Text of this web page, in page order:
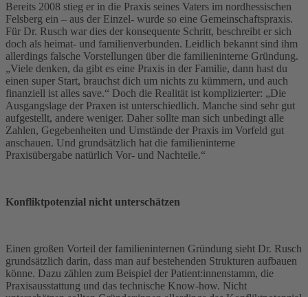
Bereits 2008 stieg er in die Praxis seines Vaters im nordhessischen
Felsberg ein – aus der Einzel- wurde so eine Gemeinschaftspraxis.
Für Dr. Rusch war dies der konsequente Schritt, beschreibt er sich
doch als heimat- und familienverbunden. Leidlich bekannt sind ihm
allerdings falsche Vorstellungen über die familieninterne Gründung.
„Viele denken, da gibt es eine Praxis in der Familie, dann hast du
einen super Start, brauchst dich um nichts zu kümmern, und auch
finanziell ist alles save.“ Doch die Realität ist komplizierter: „Die
Ausgangslage der Praxen ist unterschiedlich. Manche sind sehr gut
aufgestellt, andere weniger. Daher sollte man sich unbedingt alle
Zahlen, Gegebenheiten und Umstände der Praxis im Vorfeld gut
anschauen. Und grundsätzlich hat die familieninterne
Praxisübergabe natürlich Vor- und Nachteile.“
Konfliktpotenzial nicht unterschätzen
Einen großen Vorteil der familieninternen Gründung sieht Dr. Rusch
grundsätzlich darin, dass man auf bestehenden Strukturen aufbauen
könne. Dazu zählen zum Beispiel der Patient:innenstamm, die
Praxisausstattung und das technische Know-how. Nicht